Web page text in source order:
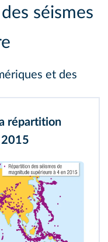
séismes
et des
répartition
2015